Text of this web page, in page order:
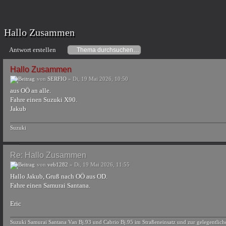
Hallo Zusammen
Antwort erstellen
Hallo Zusammen
von SERFIO » Di, 19 Mai 2026, 10:50
aus OÖ an alle.
Fahre einen Suzuki X90.
Jakub
Suzuki
Re: Hallo Zusammen
von veb1282 » Di, 19 Mai 2026, 11:55
Hallo Jakub, Gruß nach OÖ aus OD.
Fahre einen Samurai Santana.
Eric
Suzuki Samurai Santana Van Bj.93 und Cabrio Bj.95 im Straßeneinsatz und zur